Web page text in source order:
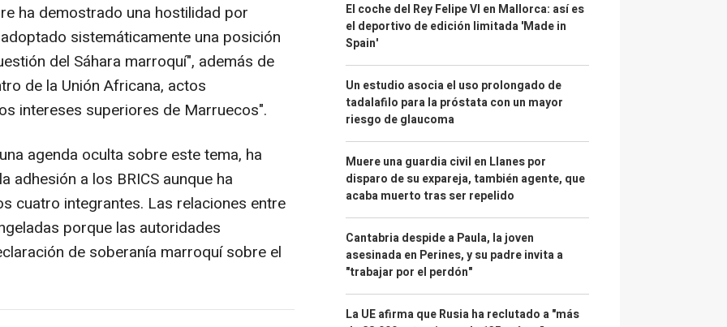
ha demostrado una hostilidad por
sistemáticamente una posición
del Sáhara marroquí", además de
de la Unión Africana, actos
intereses superiores de Marruecos".
agenda oculta sobre este tema, ha
adhesión a los BRICS aunque ha
cuatro integrantes. Las relaciones entre
porque las autoridades
de soberanía marroquí sobre el
El coche del Rey Felipe VI en Mallorca: así es
el deportivo de edición limitada 'Made in
Spain'
Un estudio asocia el uso prolongado de
tadalafilo para la próstata con un mayor
riesgo de glaucoma
Muere una guardia civil en Llanes por
disparo de su expareja, también agente, que
acaba muerto tras ser repelido
Cantabria despide a Paula, la joven
asesinada en Perines, y su padre invita a
"trabajar por el perdón"
La UE afirma que Rusia ha reclutado a "más